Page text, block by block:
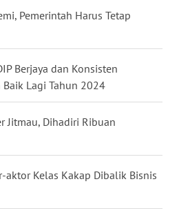
Pemerintah Harus Tetap
Berjaya dan Konsisten
Lagi Tahun 2024
Jitmau, Dihadiri Ribuan
aktor Kelas Kakap Dibalik Bisnis